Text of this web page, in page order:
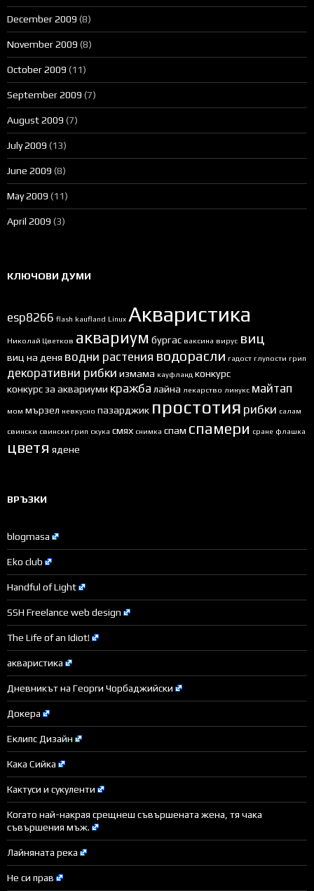
December 2009 (8)
November 2009 (8)
October 2009 (11)
September 2009 (7)
August 2009 (7)
July 2009 (13)
June 2009 (8)
May 2009 (11)
April 2009 (3)
КЛЮЧОВИ ДУМИ
esp8266 flash kaufland Linux Акваристика
Николай Цветков аквариум бургас ваксина вирус виц
виц на деня водни растения водорасли гадост глупости грип
декоративни рибки измама кауфланд конкурс
конкурс за аквариуми кражба лайна лекарство линукс майтап
мом мързел невкусно пазарджик простотия рибки салам
свински свински грип скука смях снимка спам спамери сране флашка
цветя ядене
ВРЪЗКИ
blogmasa
Eko club
Handful of Light
SSH Freelance web design
The Life of an Idiot!
акваристика
Дневникът на Георги Чорбаджийски
Докера
Еклипс Дизайн
Кака Сийка
Кактуси и сукуленти
Когато най-накрая срещнеш съвършената жена, тя чака
съвършения мъж.
Лайняната река
Не си прав